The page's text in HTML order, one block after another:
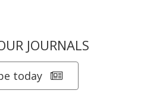
JOURNALS
today